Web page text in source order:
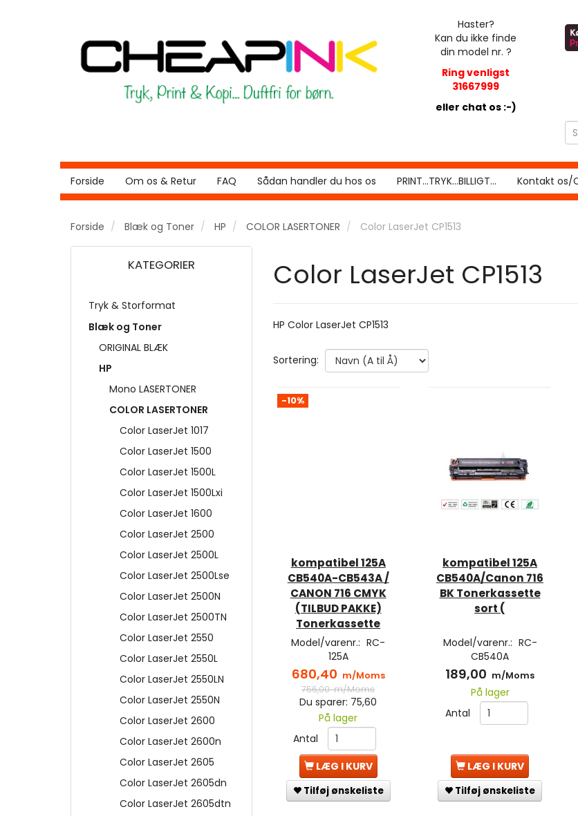
Haster?
Kan du ikke finde
din model nr. ?
Ring venligst
31667999
eller chat os :-)
Forside Om os & Retur FAQ Sådan handler du hos os PRINT...TRYK...BILLIGT... Kontakt os/
Forside Blæk og Toner HP COLOR LASERTONER Color LaserJet CP1513
KATEGORIER
Tryk & Storformat
Blæk og Toner
ORIGINAL BLÆK
HP
Mono LASERTONER
COLOR LASERTONER
Color LaserJet 1017
Color LaserJet 1500
Color LaserJet 1500L
Color LaserJet 1500Lxi
Color LaserJet 1600
Color LaserJet 2500
Color LaserJet 2500L
Color LaserJet 2500Lse
Color LaserJet 2500N
Color LaserJet 2500TN
Color LaserJet 2550
Color LaserJet 2550L
Color LaserJet 2550LN
Color LaserJet 2550N
Color LaserJet 2600
Color LaserJet 2600n
Color LaserJet 2605
Color LaserJet 2605dn
Color LaserJet 2605dtn
Color LaserJet CP1513
HP Color LaserJet CP1513
Sortering:
-10%
kompatibel 125A
CB540A-CB543A /
CANON 716 CMYK
(TILBUD PAKKE)
Tonerkassette
Model/varenr.: RC-
125A
680,40 m/Moms
756,00m/Moms
Du sparer: 75,60
På lager
Antal
LÆG I KURV
Tilføj ønskeliste
kompatibel 125A
CB540A/Canon 716
BK Tonerkassette
sort (
Model/varenr.: RC-
CB540A
189,00 m/Moms
På lager
Antal
LÆG I KURV
Tilføj ønskeliste